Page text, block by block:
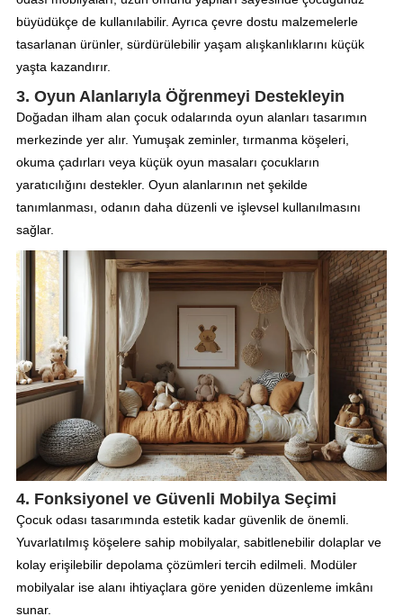
büyüdükçe de kullanılabilir. Ayrıca çevre dostu malzemelerle
tasarlanan ürünler, sürdürülebilir yaşam alışkanlıklarını küçük
yaşta kazandırır.
3. Oyun Alanlarıyla Öğrenmeyi Destekleyin
Doğadan ilham alan çocuk odalarında oyun alanları tasarımın
merkezinde yer alır. Yumuşak zeminler, tırmanma köşeleri,
okuma çadırları veya küçük oyun masaları çocukların
yaratıcılığını destekler. Oyun alanlarının net şekilde
tanımlanması, odanın daha düzenli ve işlevsel kullanılmasını
sağlar.
4. Fonksiyonel ve Güvenli Mobilya Seçimi
Çocuk odası tasarımında estetik kadar güvenlik de önemli.
Yuvarlatılmış köşelere sahip mobilyalar, sabitlenebilir dolaplar ve
kolay erişilebilir depolama çözümleri tercih edilmeli. Modüler
mobilyalar ise alanı ihtiyaçlara göre yeniden düzenleme imkânı
sunar.